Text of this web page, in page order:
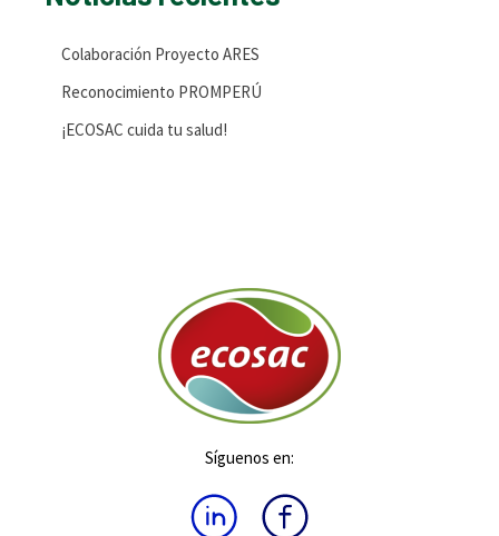
Colaboración Proyecto ARES
Reconocimiento PROMPERÚ
¡ECOSAC cuida tu salud!
Síguenos en: